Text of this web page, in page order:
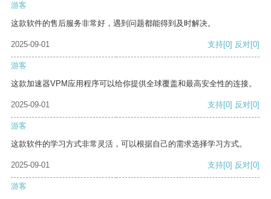
游客
这款软件的售后服务非常好，遇到问题都能得到及时解决。
2025-09-01 支持[0] 反对[0]
游客
这款加速器VPM应用程序可以给你提供全球覆盖和最高安全性的连接。
2025-09-01 支持[0] 反对[0]
游客
这款软件的学习方式非常灵活，可以根据自己的需求选择学习方式。
2025-09-01 支持[0] 反对[0]
游客